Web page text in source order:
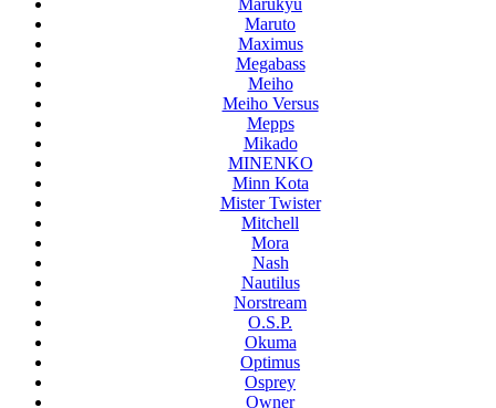
Marukyu
Maruto
Maximus
Megabass
Meiho
Meiho Versus
Mepps
Mikado
MINENKO
Minn Kota
Mister Twister
Mitchell
Mora
Nash
Nautilus
Norstream
O.S.P.
Okuma
Optimus
Osprey
Owner